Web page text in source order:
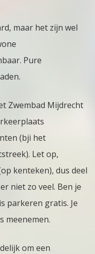
maar het zijn wel
Pure
Zwembad Mijdrecht
(bji het
Let op,
kenteken), dus deel
niet zo veel. Ben je
parkeren gratis. Je
meenemen.
om een